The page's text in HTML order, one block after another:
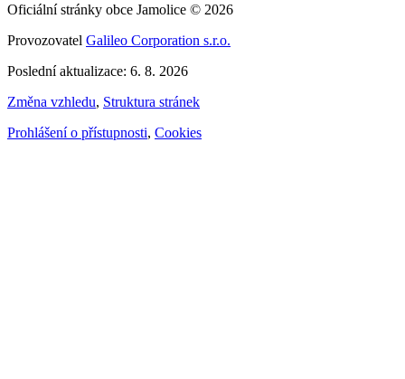
Oficiální stránky obce Jamolice © 2026
Provozovatel Galileo Corporation s.r.o.
Poslední aktualizace: 6. 8. 2026
Změna vzhledu, Struktura stránek
Prohlášení o přístupnosti, Cookies